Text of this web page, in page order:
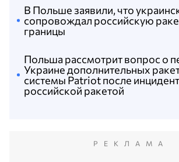
Польша рассмотрит вопрос о
Украине дополнительных
системы Patriot после
российской ракетой
В Польше заявили, что
сопровождал российскую
границы
РЕКЛАМА